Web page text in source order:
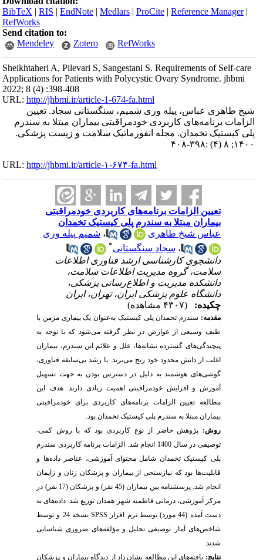
BibTeX |RIS |EndNote |Medlars |ProCite |Reference Manager
RefWorks
Send citation to:
Mendeley
Zotero RefWorks
Sheikhtaheri A, Pilevari S, Sangestani S. Requirements of Self-care
Applications for Patients with Polycystic Ovary Syndrome. jhbmi
2022; 8 (4) :398-408
URL:http://jhbmi.ir/article-1-674-fa.html
شیخ طاهری عباس، پیله وری شمیم، سنگستانی سجاد. تعیین
الزامات برنامه‌های کاربردی خودمراقبتی بیماران مبتلا به سندرم
پلی کیستیک تخمدان. مجله انفورماتیک سلامت و زیست پزشکی.
۱۴۰۰; ۸ (۴) :۳۹۸-۴۰۸
URL:http://jhbmi.ir/article-۱-۶۷۴-fa.html
تعیین الزامات برنامه‌های کاربردی خودمراقبتی
بیماران مبتلا به سندرم پلی کیستیک تخمدان
عباس شیخ طاهری
،شمیم پیله وری
،سجاد سنگستانی
دانشجوی کارشناسی ارشد فناوری اطلاعات
سلامت، گروه مدیریت اطلاعات سلامت،
دانشکده مدیریت و اطلاع‌رسانی پزشکی،
دانشگاه علوم پزشکی ایران، تهران، ایران
چکیده:
مقدمه:سندرم تخمدان پلی کیستیک به‌عنوان یک بیماری مزمن با
طیف وسیعی از عوارض در نظر گرفته می‌شود که با توجه به
پیچیدگی‌های گسترده نشانه‌ها، علل و علائم این سندرم، بیماران
اغلب از دانش محدود خود رنج می‌برند. با رشد بی‌سابقه فناوری،
گوشی‌های هوشمند به دلیل در دسترس بودن به جهت تسهیل
آموزش و افزایش خودمراقبتی اهمیت زیادی دارند. هدف این
مطالعه تعیین الزامات برنامه‌های کاربردی برای خودمراقبتی
بیماران مبتلا به سندرم پلی کیستیک تخمدان بود.
روش: پژوهش حاضر از نوع کاربردی بود که با روش کمی-
توصیفی در سال 1400 انجام شد. الزامات برنامه کاربردی سندرم
پلی کیستیک تخمدان شامل محتوای آموزشی، عناصر داده‌ها و
قابلیت‌ها بود که نیازسنجی از بیماران و پزشکان زنان و زایمان
انجام شد. پرسشنامه بین بیماران (45 نفر) و پزشکان (17 نفر) در
مرکز آموزشی، درمانی فاطمیه شهر همدان توزیع شد. داده‌های به
دست آمده (44 مورد) توسط نرم افزار
SPSS
نسخه 24 و توسط
شاخص‌های آمار توصیفی تحلیل و مؤلفه‌های ضروری شناسایی
شدند.
نتایج:یافته‌های این مطالعه نشان داد از دیدگاه بیماران و پزشکان